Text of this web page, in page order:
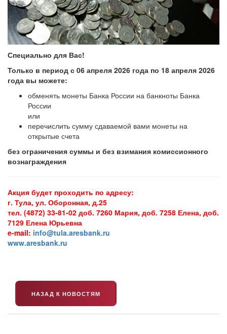
Специально для Вас!
Только в период с 06 апреля 2026 года по 18 апреля 2026
года вы можете:
обменять монеты Банка России на банкноты Банка
России
или
перечислить сумму сдаваемой вами монеты на
открытые счета
без ограничения суммы и без взимания комиссионного
вознаграждения
Акция будет проходить по адресу:
г. Тула, ул. Оборонная, д.25
тел. (4872) 33-81-02 доб. 7260 Мария, доб. 7258 Елена, доб.
7129 Елена Юрьевна
e-mail: info@tula.aresbank.ru
www.aresbank.ru
НАЗАД К НОВОСТЯМ